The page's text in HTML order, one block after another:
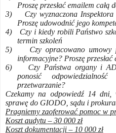
Proszę przesłać emailem całą
3)
Czy wyznaczona
Proszę udowodnić jego
4)
Czy i kiedy robili Państwo
termin szkoleń
5)
Czy opracowano
informacyjne? Proszę przesłać
6)
Czy Państwa organy i
ponosić
przetwarzanie?
Czekamy na odpowiedź 14
sprawę do GIODO, sądu i
Pragniemy zaoferować pomoc w
Koszt audytu – 30 000 zł
Koszt dokumentacji – 10 000 zł